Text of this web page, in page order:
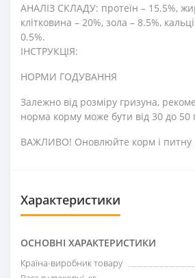
АНАЛІЗ СКЛАДУ: протеїн – 15.5%,
клітковина – 20%, зола – 8.5%,
0.5%.
ІНСТРУКЦІЯ:
НОРМИ ГОДУВАННЯ
Залежно від розміру гризуна,
норма корму може бути від 30 до 50
ВАЖЛИВО! Оновлюйте корм і питну
Характеристики
ОСНОВНІ ХАРАКТЕРИСТИКИ
Країна-виробник товару